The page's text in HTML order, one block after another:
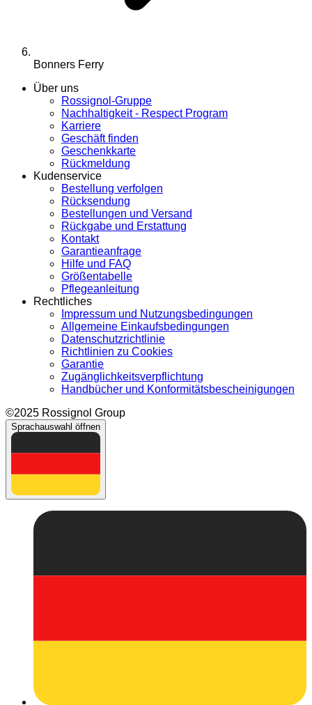
Bonners Ferry
Über uns
Rossignol-Gruppe
Nachhaltigkeit - Respect Program
Karriere
Geschäft finden
Geschenkkarte
Rückmeldung
Kudenservice
Bestellung verfolgen
Rücksendung
Bestellungen und Versand
Rückgabe und Erstattung
Kontakt
Garantieanfrage
Hilfe und FAQ
Größentabelle
Pflegeanleitung
Rechtliches
Impressum und Nutzungsbedingungen
Allgemeine Einkaufsbedingungen
Datenschutzrichtlinie
Richtlinien zu Cookies
Garantie
Zugänglichkeitsverpflichtung
Handbücher und Konformitätsbescheinigungen
©2025 Rossignol Group
Sprachauswahl öffnen